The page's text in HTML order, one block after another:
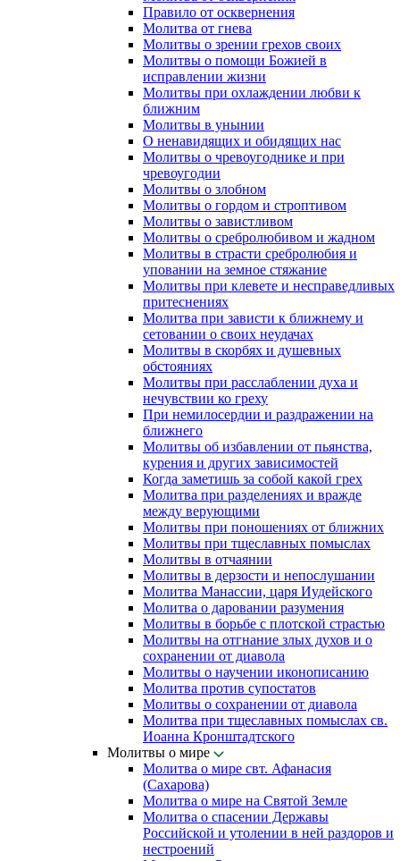
Правило от осквернения
Молитва от гнева
Молитвы о зрении грехов своих
Молитвы о помощи Божией в
исправлении жизни
Молитвы при охлаждении любви к
ближним
Молитвы в унынии
О ненавидящих и обидящих нас
Молитвы о чревоугоднике и при
чревоугодии
Молитвы о злобном
Молитвы о гордом и строптивом
Молитвы о завистливом
Молитвы о сребролюбивом и жадном
Молитвы в страсти сребролюбия и
уповании на земное стяжание
Молитвы при клевете и несправедливых
притеснениях
Молитва при зависти к ближнему и
сетовании о своих неудачах
Молитвы в скорбях и душевных
обстояниях
Молитвы при расслаблении духа и
нечувствии ко греху
При немилосердии и раздражении на
ближнего
Молитвы об избавлении от пьянства,
курения и других зависимостей
Когда заметишь за собой какой грех
Молитва при разделениях и вражде
между верующими
Молитвы при поношениях от ближних
Молитвы при тщеславных помыслах
Молитвы в отчаянии
Молитвы в дерзости и непослушании
Молитва Манассии, царя Иудейского
Молитва о даровании разумения
Молитвы в борьбе с плотской страстью
Молитвы на отгнание злых духов и о
сохранении от диавола
Молитвы о научении иконописанию
Молитва против супостатов
Молитвы о сохранении от диавола
Молитва при тщеславных помыслах св.
Иоанна Кронштадтского
Молитвы о мире
Молитва о мире свт. Афанасия
(Сахарова)
Молитва о мире на Святой Земле
Молитва о спасении Державы
Российской и утолении в ней раздоров и
нестроений